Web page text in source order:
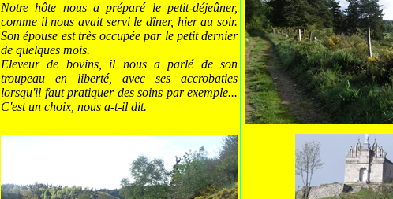
Notre hôte nous a préparé le petit-déjeûner,
comme il nous avait servi le dîner, hier au soir.
Son épouse est très occupée par le petit dernier
de quelques mois.
Eleveur de bovins, il nous a parlé de son
troupeau en liberté, avec ses accrobaties
lorsqu'il faut pratiquer des soins par exemple...
C'est un choix, nous a-t-il dit.